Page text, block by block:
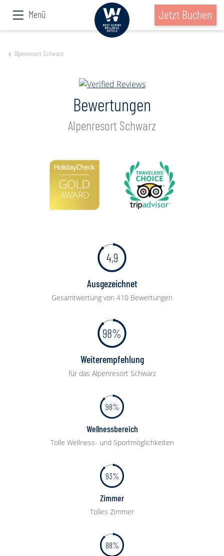
Menü Jetzt Buchen
Alpenresort Schwarz
Bewertungen
Alpenresort Schwarz
4,9
Ausgezeichnet
Gesamtwertung von 410 Bewertungen
98%
Weiterempfehlung
für das Alpenresort Schwarz
98%
Wellnessbereich
Tolle Wellness- und Sportmöglichkeiten
93%
Zimmer
Tolles Zimmer
88%